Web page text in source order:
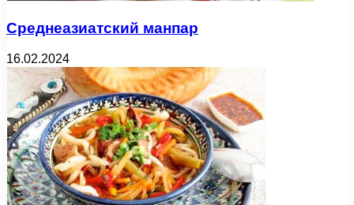
Среднеазиатский манпар
16.02.2024